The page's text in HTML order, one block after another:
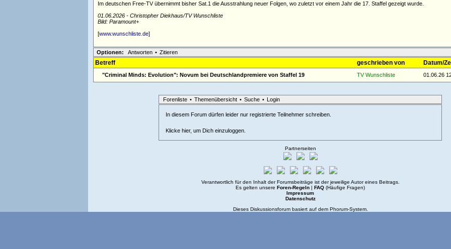
Im deutschen Free-TV übernimmt bisher Sat.1 die Ausstrahlung neuer Folgen, wo zuletzt vor einem Jahr die 17. Staffel gezeigt wurde.
01.06.2026 - Christopher Diekhaus/TV Wunschliste
Bild: Paramount+
[www.wunschliste.de]
Optionen: Antworten • Zitieren
Betreff geschrieben von Datum/
"Criminal Minds: Evolution": Novum bei Deutschlandpremiere von Staffel 19 TV Wunschliste 01.06.26
Forenliste • Themenübersicht • Suche • Login
In diesem Forum dürfen leider nur registrierte Teilnehmer schreiben.
Klicke hier, um Dich einzuloggen.
Partnerseiten
Verantwortlich für den Inhalt der Forumsbeiträge ist der jeweilige Autor eines Beitrags.
Es gelten unsere Foren-Regeln FAQ (Häufige Fragen)
Impressum
Datenschutz
Dieses Diskussionsforum basiert auf dem Phorum-System.